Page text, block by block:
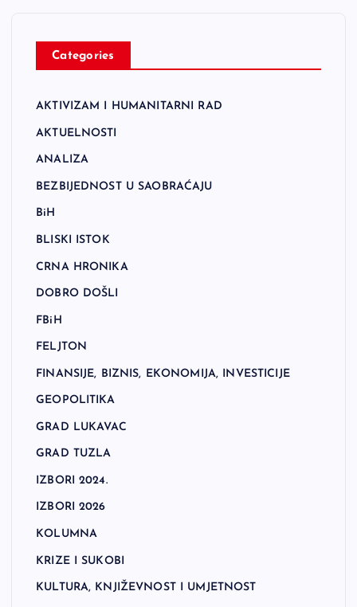
Categories
AKTIVIZAM I HUMANITARNI RAD
AKTUELNOSTI
ANALIZA
BEZBIJEDNOST U SAOBRAĆAJU
BiH
BLISKI ISTOK
CRNA HRONIKA
DOBRO DOŠLI
FBiH
FELJTON
FINANSIJE, BIZNIS, EKONOMIJA, INVESTICIJE
GEOPOLITIKA
GRAD LUKAVAC
GRAD TUZLA
IZBORI 2024.
IZBORI 2026
KOLUMNA
KRIZE I SUKOBI
KULTURA, KNJIŽEVNOST I UMJETNOST